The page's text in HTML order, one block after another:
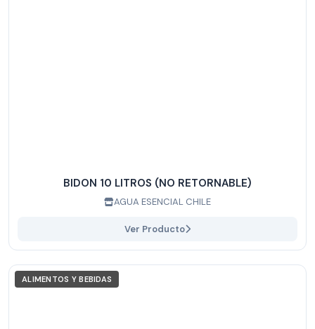
BIDON 10 LITROS (NO RETORNABLE)
AGUA ESENCIAL CHILE
Ver Producto
ALIMENTOS Y BEBIDAS